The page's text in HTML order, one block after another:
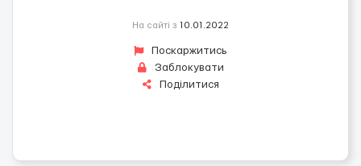
На сайті з 10.01.2022
Поскаржитись
Заблокувати
Поділитися